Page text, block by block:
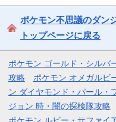
ポケモン不思議のダン
トップページに戻る
ポケモン ゴールド・シルバ
攻略
ポケモン オメガルビ
ン ダイヤモンド・パール・
ジョン 時・闇の探検隊攻略